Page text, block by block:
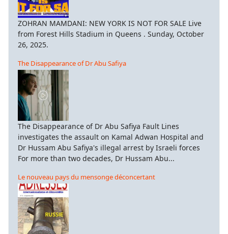
ZOHRAN MAMDANI: NEW YORK IS NOT FOR SALE Live
from Forest Hills Stadium in Queens . Sunday, October
26, 2025.
The Disappearance of Dr Abu Safiya
The Disappearance of Dr Abu Safiya Fault Lines
investigates the assault on Kamal Adwan Hospital and
Dr Hussam Abu Safiya's illegal arrest by Israeli forces
For more than two decades, Dr Hussam Abu...
Le nouveau pays du mensonge déconcertant